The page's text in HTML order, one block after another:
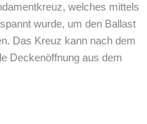
welches mittels
wurde, um den Ballast
Das Kreuz kann nach dem
Deckenöffnung aus dem